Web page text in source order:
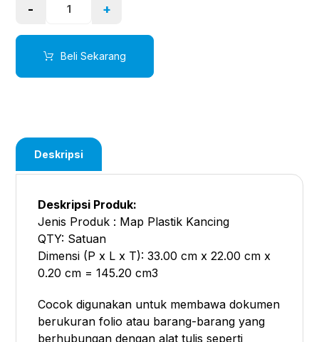
- +
Beli Sekarang
Deskripsi
Deskripsi Produk:
Jenis Produk : Map Plastik Kancing
QTY: Satuan
Dimensi (P x L x T): 33.00 cm x 22.00 cm x
0.20 cm = 145.20 cm3
Cocok digunakan untuk membawa dokumen
berukuran folio atau barang-barang yang
berhubungan dengan alat tulis seperti